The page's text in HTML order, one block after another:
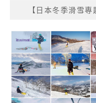
【日本冬季滑雪